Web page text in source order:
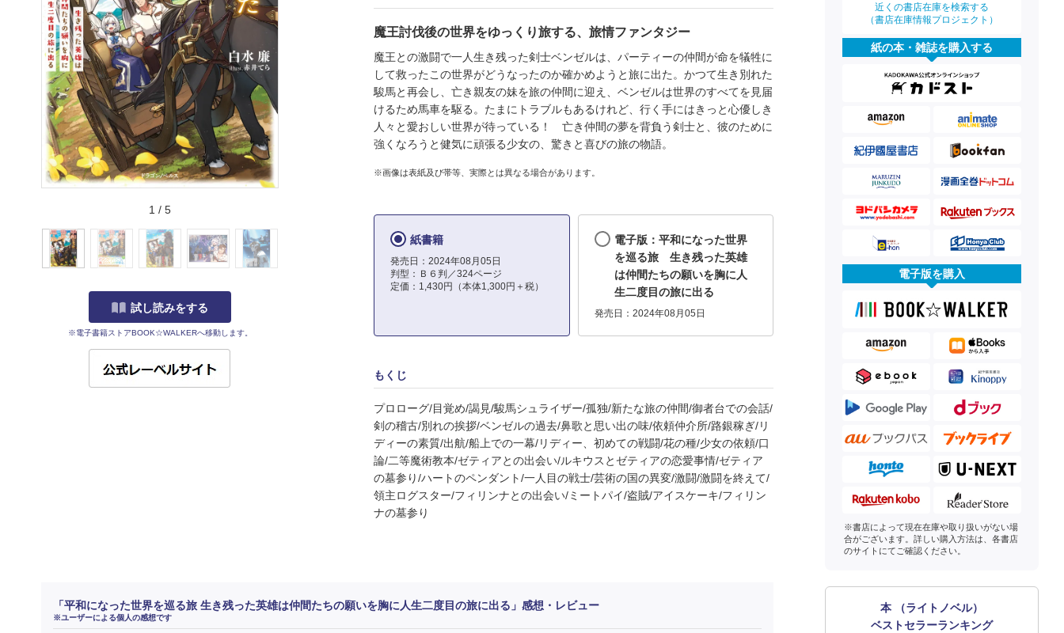
1 / 5
試し読みをする
※電子書籍ストアBOOK☆WALKERへ移動します。
魔王討伐後の世界をゆっくり旅する、旅情ファンタジー
魔王との激闘で一人生き残った剣士ベンゼルは、パーティーの仲間が命を犠牲に
して救ったこの世界がどうなったのか確かめようと旅に出た。かつて生き別れた
駿馬と再会し、亡き親友の妹を旅の仲間に迎え、ベンゼルは世界のすべてを見届
けるため馬車を駆る。たまにトラブルもあるけれど、行く手にはきっと心優しき
人々と愛おしい世界が待っている！ 亡き仲間の夢を背負う剣士と、彼のために
強くなろうと健気に頑張る少女の、驚きと喜びの旅の物語。
※画像は表紙及び帯等、実際とは異なる場合があります。
紙書籍
発売日：2024年08月05日
判型：Ｂ６判／324ページ
定価：1,430円（本体1,300円＋税）
電子版：平和になった世界
を巡る旅 生き残った英雄
は仲間たちの願いを胸に人
生二度目の旅に出る
発売日：2024年08月05日
もくじ
プロローグ/目覚め/謁見/駿馬シュライザー/孤独/新たな旅の仲間/御者台での会話/
剣の稽古/別れの挨拶/ベンゼルの過去/鼻歌と思い出の味/依頼仲介所/路銀稼ぎ/リ
ディーの素質/出航/船上での一幕/リディー、初めての戦闘/花の種/少女の依頼/口
論/二等魔術教本/ゼティアとの出会い/ルキウスとゼティアの恋愛事情/ゼティア
の墓参り/ハートのペンダント/一人目の戦士/芸術の国の異変/激闘/激闘を終えて/
領主ログスター/フィリンナとの出会い/ミートパイ/盗賊/アイスケーキ/フィリン
ナの墓参り
「平和になった世界を巡る旅 生き残った英雄は仲間たちの願いを胸に人生二度目の旅に出る」感想・レビュー
※ユーザーによる個人の感想です
近くの書店在庫を検索する
（書店在庫情報プロジェクト）
紙の本・雑誌を購入する
電子版を購入
※書店によって現在在庫や取り扱いがない場
合がございます。詳しい購入方法は、各書店
のサイトにてご確認ください。
本 （ライトノベル）
ベストセラーランキング